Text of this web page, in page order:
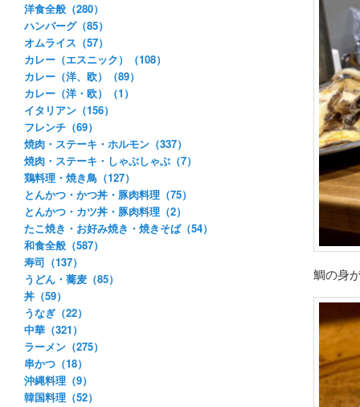
鯛の身
洋食全般（280）
ハンバーグ（85）
オムライス（57）
カレー（エスニック）（108）
カレー（洋、欧）（89）
カレー（洋・欧）（1）
イタリアン（156）
フレンチ（69）
焼肉・ステーキ・ホルモン（337）
焼肉・ステーキ・しゃぶしゃぶ（7）
鶏料理・焼き鳥（127）
とんかつ・かつ丼・豚肉料理（75）
とんかつ・カツ丼・豚肉料理（2）
たこ焼き・お好み焼き・焼きそば（54）
和食全般（587）
寿司（137）
うどん・蕎麦（85）
丼（59）
うなぎ（22）
中華（321）
ラーメン（275）
串かつ（18）
沖縄料理（9）
韓国料理（52）